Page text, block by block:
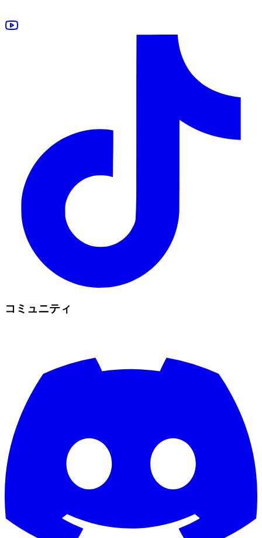
コミュニティ